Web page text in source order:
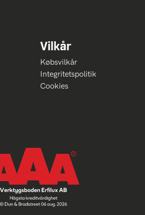
Vilkår
Købsvilkår
Integritetspolitik
Cookies